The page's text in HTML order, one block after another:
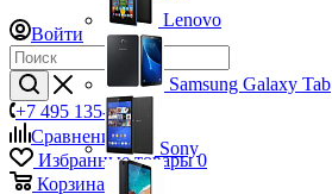
Войти
+7 495 135-39-43
Сравнение0
Избранные товары 0
Корзина
Lenovo
Samsung Galaxy Tab
Sony